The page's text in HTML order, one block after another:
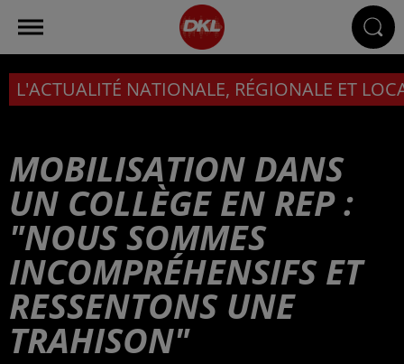
L'ACTUALITÉ NATIONALE, RÉGIONALE ET
MOBILISATION DANS
UN COLLÈGE EN REP :
"NOUS SOMMES
INCOMPRÉHENSIFS ET
RESSENTONS UNE
TRAHISON"